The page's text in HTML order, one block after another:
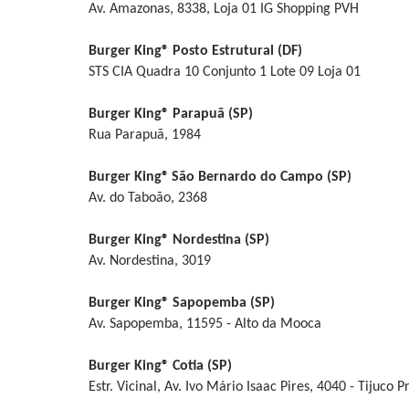
Av. Amazonas, 8338, Loja 01 IG Shopping PVH
Burger King® Posto Estrutural (DF)
STS CIA Quadra 10 Conjunto 1 Lote 09 Loja 01
Burger King® Parapuã (SP)
Rua Parapuã, 1984
Burger King® São Bernardo do Campo (SP)
Av. do Taboão, 2368
Burger King® Nordestina (SP)
Av. Nordestina, 3019
Burger King® Sapopemba (SP)
Av. Sapopemba, 11595 - Alto da Mooca
Burger King® Cotia (SP)
Estr. Vicinal, Av. Ivo Mário Isaac Pires, 4040 - Tijuco